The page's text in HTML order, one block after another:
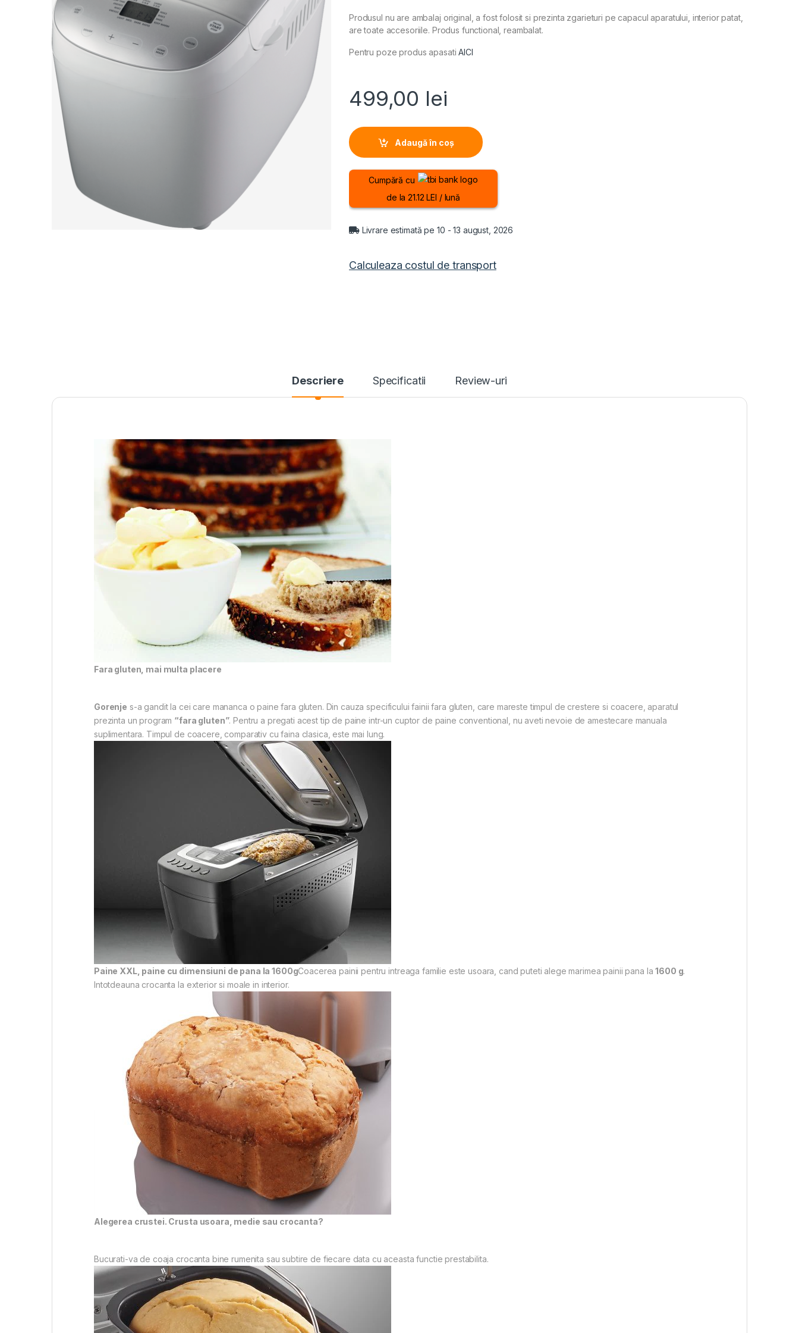
Produsul nu are ambalaj original, a fost folosit si prezinta zgarieturi pe capacul aparatului, interior patat,
are toate accesoriile. Produs functional, reambalat.
Pentru poze produs apasatiAICI
499,00 lei
Adaugă în coș
Cumpără cu
de la 21.12 LEI / lună
Livrare estimată pe 10 - 13 august, 2026
Calculeaza costul de transport
Descriere Specificatii Review-uri
Fara gluten, mai multa placere
Gorenje s-a gandit la cei care mananca o paine fara gluten. Din cauza specificului fainii fara gluten, care mareste timpul de crestere si coacere, aparatul
prezinta un program “fara gluten”. Pentru a pregati acest tip de paine intr-un cuptor de paine conventional, nu aveti nevoie de amestecare manuala
suplimentara. Timpul de coacere, comparativ cu faina clasica, este mai lung.
Paine XXL, paine cu dimensiuni de pana la 1600gCoacerea painii pentru intreaga familie este usoara, cand puteti alege marimea painii pana la1600 g.
Intotdeauna crocanta la exterior si moale in interior.
Alegerea crustei. Crusta usoara, medie sau crocanta?
Bucurati-va de coaja crocanta bine rumenita sau subtire de fiecare data cu aceasta functie prestabilita.